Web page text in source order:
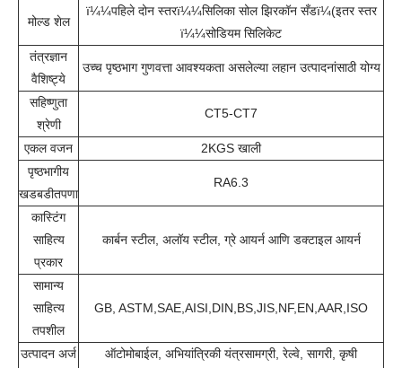
मोल्ड शेल
ï¼¼पहिले दोन स्तरï¼¼सिलिका सोल झिरकॉन सँडï¼(इतर स्तर
ï¼¼सोडियम सिलिकेट
तंत्रज्ञान
वैशिष्ट्ये
उच्च पृष्ठभाग गुणवत्ता आवश्यकता असलेल्या लहान उत्पादनांसाठी योग्य
सहिष्णुता
श्रेणी
CT5-CT7
एकल वजन
2KGS खाली
पृष्ठभागीय
खडबडीतपणा
RA6.3
कास्टिंग
साहित्य
प्रकार
कार्बन स्टील, अलॉय स्टील, ग्रे आयर्न आणि डक्टाइल आयर्न
सामान्य
साहित्य
तपशील
GB, ASTM,SAE,AISI,DIN,BS,JIS,NF,EN,AAR,ISO
उत्पादन अर्ज
ऑटोमोबाईल, अभियांत्रिकी यंत्रसामग्री, रेल्वे, सागरी, कृषी